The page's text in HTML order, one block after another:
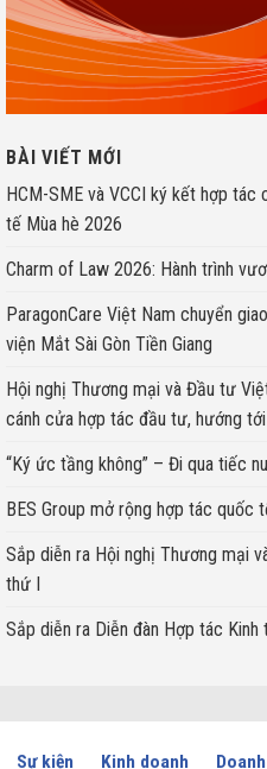
BÀI VIẾT MỚI
HCM-SME và VCCI ký kết hợp tác
tế Mùa hè 2026
Charm of Law 2026: Hành trình
ParagonCare Việt Nam chuyển
viện Mắt Sài Gòn Tiền Giang
Hội nghị Thương mại và Đầu tư
cánh cửa hợp tác đầu tư, hướng
“Ký ức tầng không” – Đi qua tiếc
BES Group mở rộng hợp tác quốc
Sắp diễn ra Hội nghị Thương mại
thứ I
Sắp diễn ra Diễn đàn Hợp tác
Sự kiện Kinh doanh